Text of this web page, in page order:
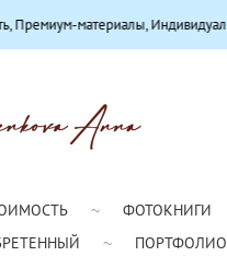
ФОТОКНИГИ
ПОРТФОЛИО
Индивидуальный подход